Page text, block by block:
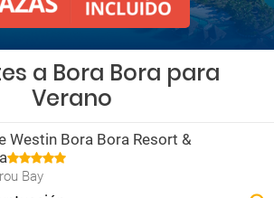
a Bora Bora para
Verano
Westin Bora Bora Resort &
Bay